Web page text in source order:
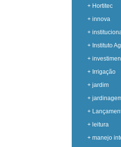
+ Hortitec
+ innova
+
+ Instituto
+
+ Irrigação
+ jardim
+
+
+ leitura
+ manejo